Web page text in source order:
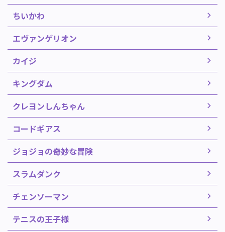
ちいかわ
エヴァンゲリオン
カイジ
キングダム
クレヨンしんちゃん
コードギアス
ジョジョの奇妙な冒険
スラムダンク
チェンソーマン
テニスの王子様